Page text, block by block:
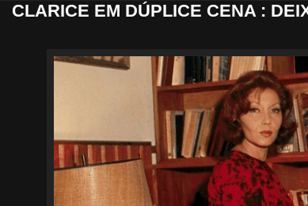
CLARICE EM DÚPLICE CENA :